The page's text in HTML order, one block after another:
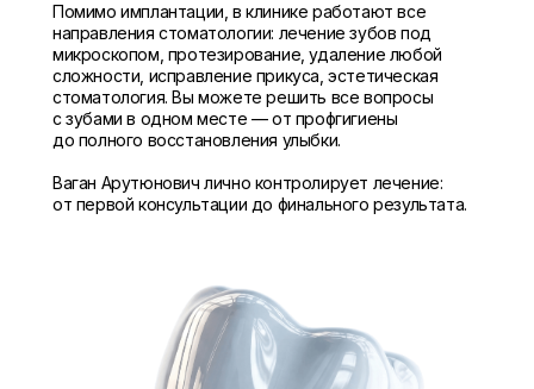
Помимо имплантации, в клинике работают все
направления стоматологии: лечение зубов под
микроскопом, протезирование, удаление любой
сложности, исправление прикуса, эстетическая
стоматология. Вы можете решить все вопросы
с зубами в одном месте — от профгигиены
до полного восстановления улыбки.
Ваган Арутюнович лично контролирует лечение:
от первой консультации до финального результата.